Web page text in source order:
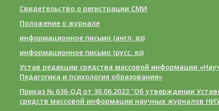
Свидетельство о регистрации СМИ
Положение о журнале
информационное письмо (англ. яз)
информационное письмо (русс. яз)
Устав редакции средства массовой информации
Педагогика и психология образования»
Приказ № 636-ОД от 30.06.2023 "Об утверждении
средств массовой информации научных журналов